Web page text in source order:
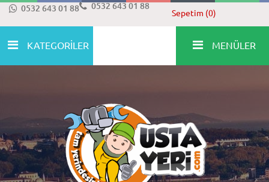
0532 643 01 88 0532 643 01 88
Sepetim (0)
KATEGORİLER MENÜLER